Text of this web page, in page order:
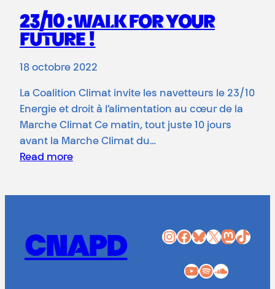
23/10 : WALK FOR YOUR
FUTURE !
18 octobre 2022
La Coalition Climat invite les navetteurs le 23/10
Energie et droit à l’alimentation au cœur de la
Marche Climat Ce matin, tout juste 10 jours
avant la Marche Climat du…
Read more
CNAPD InstagramFacebook Bluesky X Mastodon TikTok
YouTube Spotify SoundCloud